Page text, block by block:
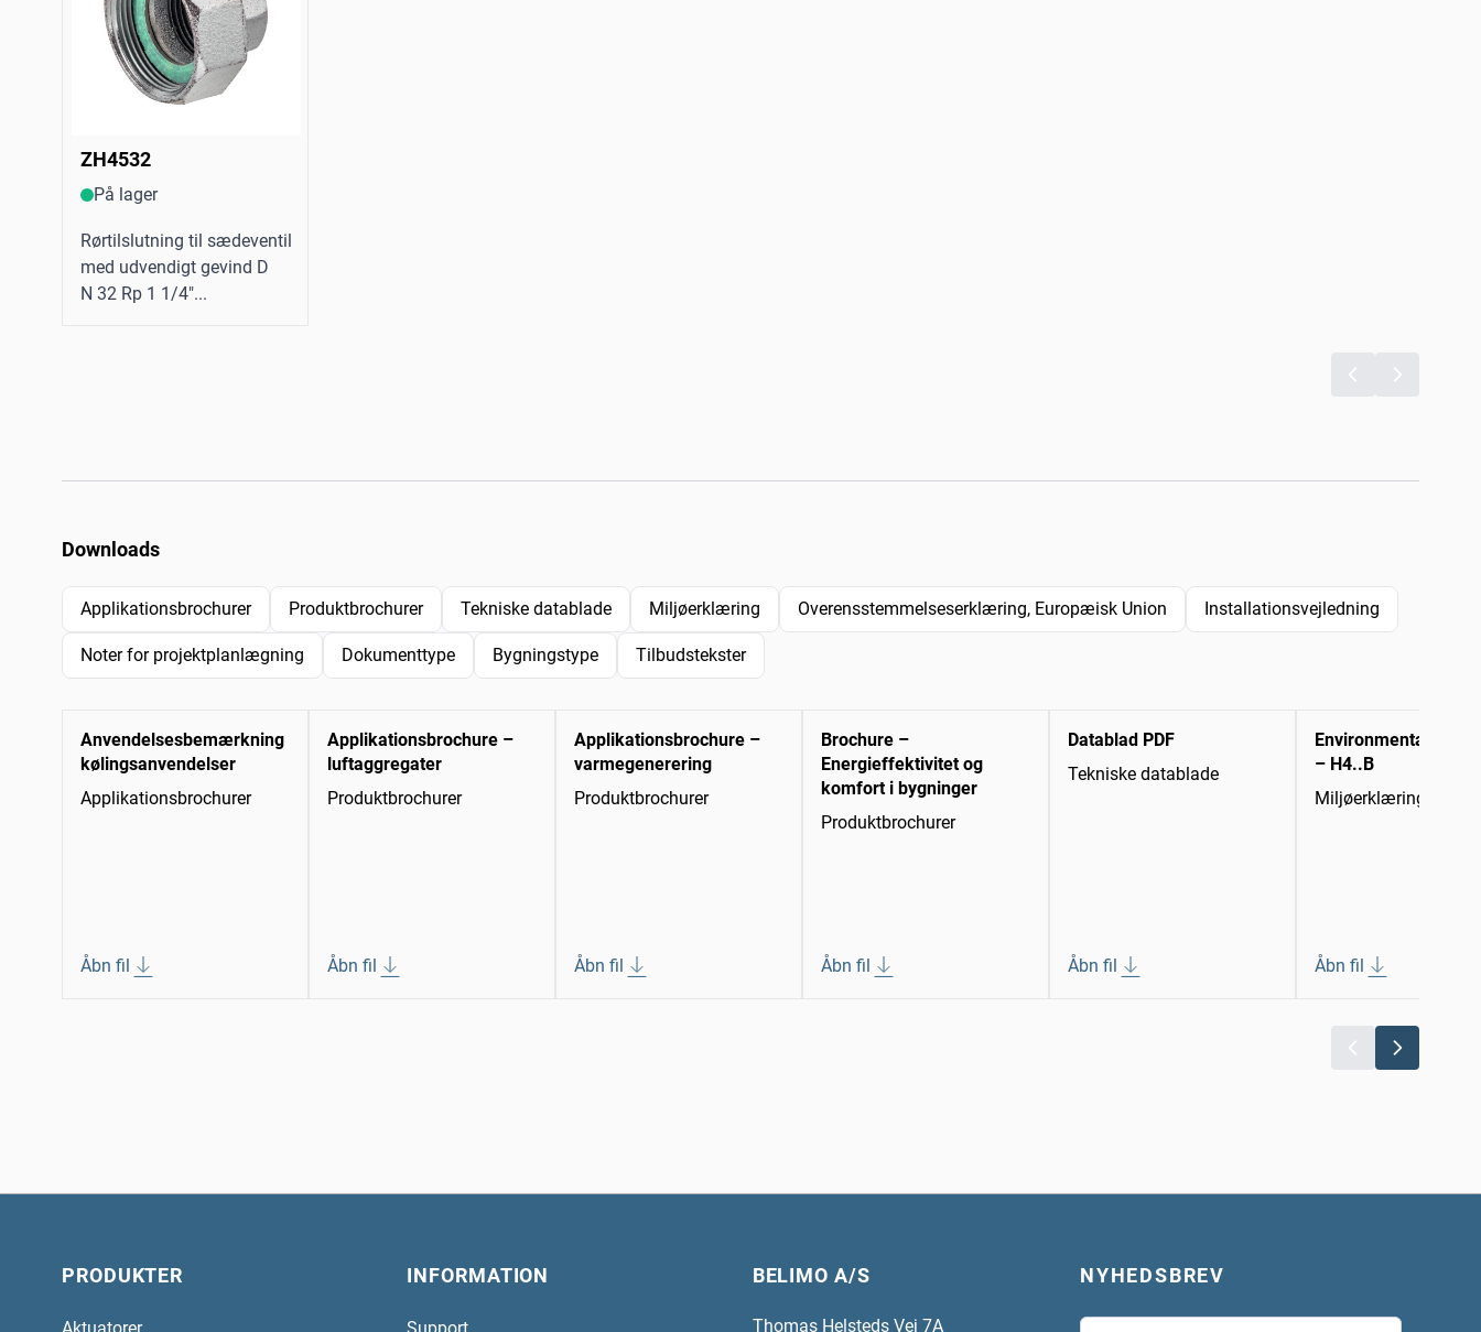
ZH4532
På lager
Rørtilslutning til sædeventil
med udvendigt gevind D
N 32 Rp 1 1/4"...
Downloads
Applikationsbrochurer Produktbrochurer Tekniske datablade Miljøerklæring Overensstemmelseserklæring, Europæisk Union Installationsvejledning
Noter for projektplanlægning Dokumenttype Bygningstype Tilbudstekster
Anvendelsesbemærkning
kølingsanvendelser
Applikationsbrochurer
Åbn fil
Applikationsbrochure –
luftaggregater
Produktbrochurer
Åbn fil
Applikationsbrochure –
varmegenerering
Produktbrochurer
Åbn fil
Brochure –
Energieffektivitet og
komfort i bygninger
Produktbrochurer
Åbn fil
Datablad PDF
Tekniske datablade
Åbn fil
Environmental
– H4..B
Miljøerklæring
Åbn fil
PRODUKTER INFORMATION BELIMO A/S
Thomas Helsteds Vej 7A
NYHEDSBREV